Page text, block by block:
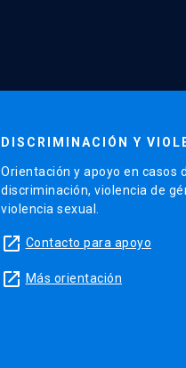
DISCRIMINACIÓN Y
Orientación y apoyo en casos
discriminación, violencia de
violencia sexual.
launch Contacto para apoyo
launch Más orientación